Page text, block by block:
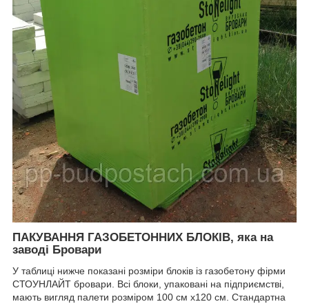
ПАКУВАННЯ ГАЗОБЕТОННИХ БЛОКІВ, яка на
заводі Бровари
У таблиці нижче показані розміри блоків із газобетону фірми
СТОУНЛАЙТ бровари. Всі блоки, упаковані на підприємстві,
мають вигляд палети розміром 100 см х120 см. Стандартна